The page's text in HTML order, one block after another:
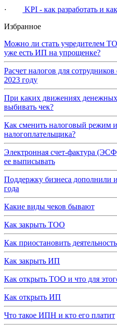
·
KPI - как разработать и
Избранное
Можно ли стать учредителем
уже есть ИП на упрощенке?
Расчет налогов для
2023 году
При каких движениях денежных
выбивать чек?
Как сменить налоговый режим
налогоплательщика?
Электронная счет-фактура
ее выписывать
Поддержку бизнеса дополнили
года
Какие виды чеков бывают
Как закрыть ТОО
Как приостановить
Как закрыть ИП
Как открыть ТОО и что для
Как открыть ИП
Что такое ИПН и кто его платит